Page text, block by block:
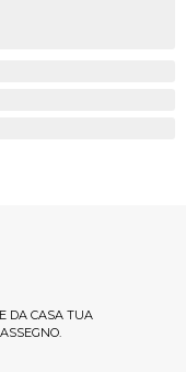
DA CASA TUA